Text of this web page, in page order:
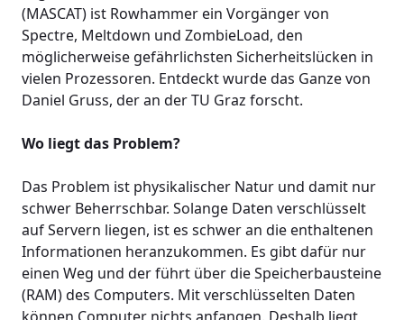
(MASCAT) ist Rowhammer ein Vorgänger von
Spectre, Meltdown und ZombieLoad, den
möglicherweise gefährlichsten Sicherheitslücken in
vielen Prozessoren. Entdeckt wurde das Ganze von
Daniel Gruss, der an der TU Graz forscht.
Wo liegt das Problem?
Das Problem ist physikalischer Natur und damit nur
schwer Beherrschbar. Solange Daten verschlüsselt
auf Servern liegen, ist es schwer an die enthaltenen
Informationen heranzukommen. Es gibt dafür nur
einen Weg und der führt über die Speicherbausteine
(RAM) des Computers. Mit verschlüsselten Daten